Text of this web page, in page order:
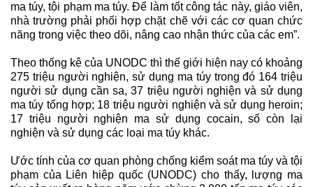
ma túy, tội phạm ma túy. Để làm tốt công tác này, giáo viên,
nhà trường phải phối hợp chặt chẽ với các cơ quan chức
năng trong việc theo dõi, nâng cao nhận thức của các em”.
Theo thống kê của UNODC thì thế giới hiện nay có khoảng
275 triệu người nghiện, sử dụng ma túy trong đó 164 triệu
người sử dụng cần sa, 37 triệu người nghiện và sử dụng
ma túy tổng hợp; 18 triệu người nghiện và sử dụng heroin;
17 triệu người nghiện ma sử dụng cocain, số còn lại
nghiện và sử dụng các loại ma túy khác.
Ước tính của cơ quan phòng chống kiểm soát ma túy và tội
phạm của Liên hiệp quốc (UNODC) cho thấy, lượng ma